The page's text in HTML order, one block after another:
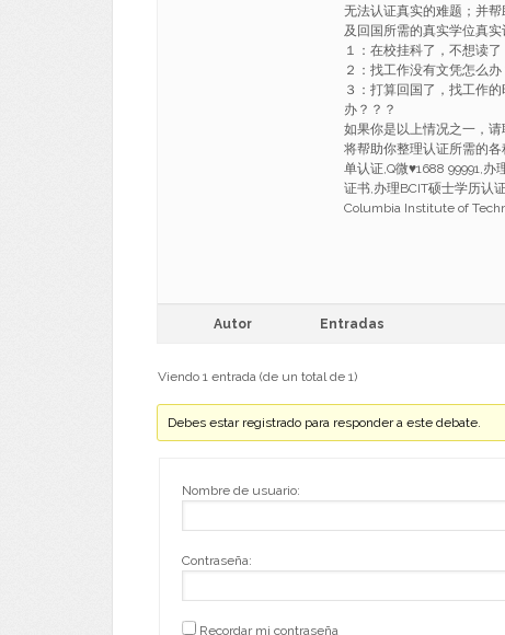
无法认证真实的难题；并
及回国所需的真实学位真实
１：在校挂科了，不想读
２：找工作没有文凭怎么
３：打算回国了，找工作
办？？？
如果你是以上情况之一，
将帮助你整理认证所需的
单认证,Q微♥1688 99991,办
证书,办理BCIT硕士学历认
Columbia Institute of
Autor Entradas
Viendo 1 entrada (de un total de 1)
Debes estar registrado para responder a este debate.
Nombre de usuario:
Contraseña:
Recordar mi contraseña